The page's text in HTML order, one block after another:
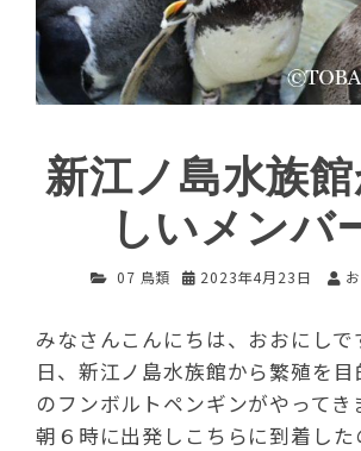
新江ノ島水族
しいメンバ
07 鳥類 2023年4月23日
みなさんこんにちは、おおにしで
日、新江ノ島水族館から繁殖を
のフンボルトペンギンがやって
朝６時に出発しこちらに到着した